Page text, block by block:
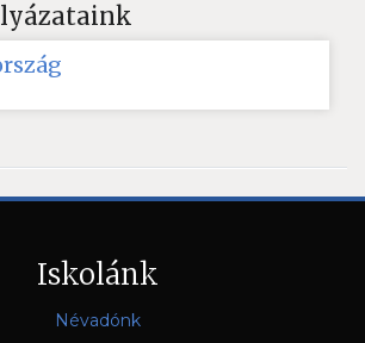
Iskolánk
Névadónk